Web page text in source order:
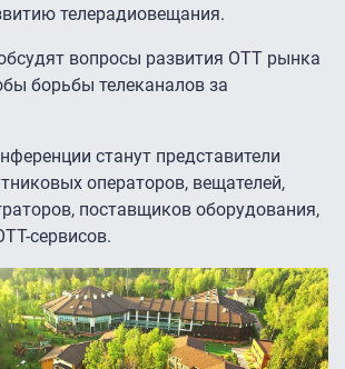
телерадиовещания.
вопросы развития ОТТ рынка
борьбы телеканалов за
станут представители
операторов, вещателей,
поставщиков оборудования,
сервисов.